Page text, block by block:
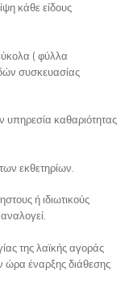
κάθε είδους
( φύλλα
συσκευασίας
καθαριότητας
εκθετηρίων.
ή ιδιωτικούς
της λαϊκής αγοράς
ώρα έναρξης διάθεσης